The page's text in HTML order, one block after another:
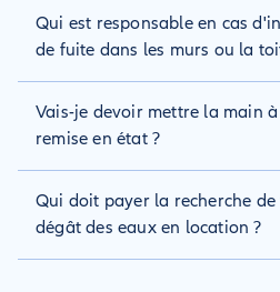
d’engager toute dépense.
incontrôlable (impossible de
Qui est responsable en cas
de fuite dans les murs ou la
défaut de construction, de vétusté
structurel. En copropriété, cela
Vais-je devoir mettre la main
remise en état ?
des garanties contractuelles. En
eaux est lié à une négligence de
Qui doit payer la recherche
dégât des eaux en location ?